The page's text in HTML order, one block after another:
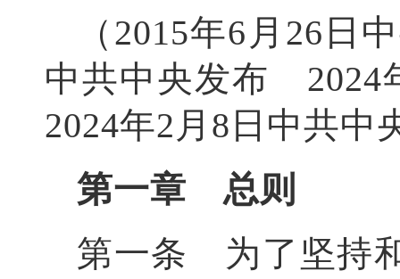
（2015年6月26
中共中央发布 2024
2024年2月8日中共中
第一章 总则
第一条 为了坚持